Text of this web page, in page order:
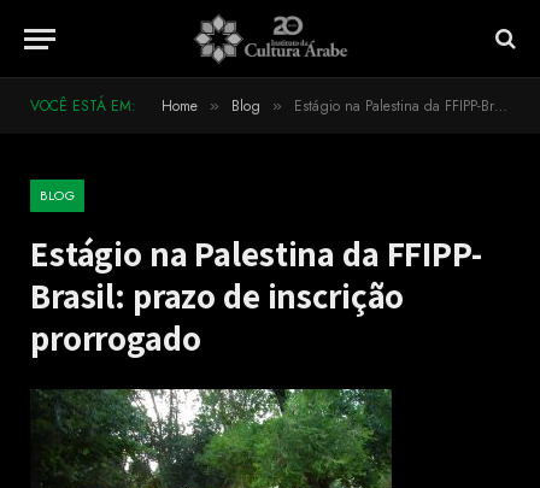
VOCÊ ESTÁ EM: Home » Blog » Estágio na Palestina da FFIPP-Brasil: prazo de inscrição prorrogado
BLOG
Estágio na Palestina da FFIPP-
Brasil: prazo de inscrição
prorrogado